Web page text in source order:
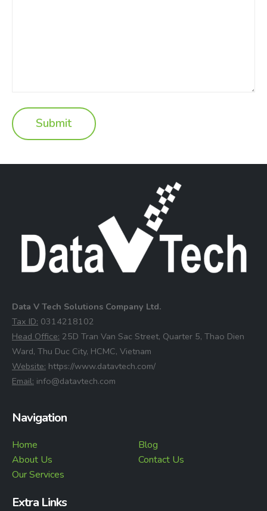
Data V Tech Solutions Company Ltd.
⁠Tax ID: 0314218102
⁠Head Office: 25D Tran Van Sac Street, Quarter 5, Thao Dien
Ward, Thu Duc City, HCMC, Vietnam
⁠Website: https://www.datavtech.com/
⁠Email: info@datavtech.com
Navigation
Home
About Us
Our Services
Blog
Contact Us
Extra Links